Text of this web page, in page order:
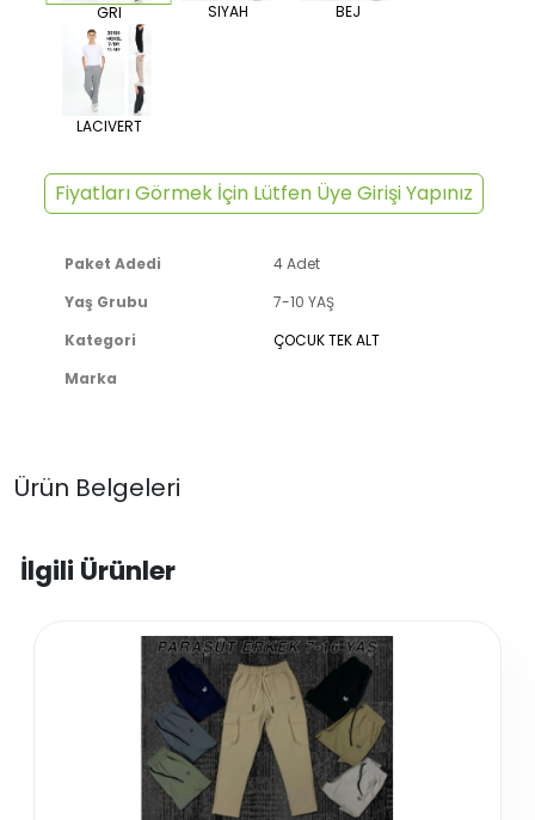
GRI SIYAH BEJ
LACIVERT
Fiyatları Görmek İçin Lütfen Üye Girişi Yapınız
Paket Adedi
4 Adet
Yaş Grubu
7-10 YAŞ
Kategori
ÇOCUK TEK ALT
Marka
Ürün Belgeleri
İlgili Ürünler